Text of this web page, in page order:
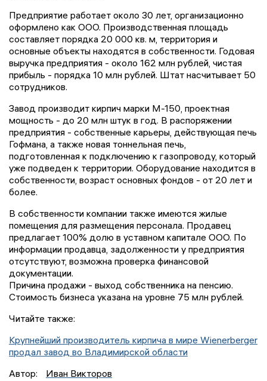
Предприятие работает около 30 лет, организационно
оформлено как ООО. Производственная площадь
составляет порядка 20 000 кв. м, территория и
основные объекты находятся в собственности. Годовая
выручка предприятия - около 162 млн рублей, чистая
прибыль - порядка 10 млн рублей. Штат насчитывает 50
сотрудников.
Завод производит кирпич марки М-150, проектная
мощность - до 20 млн штук в год. В распоряжении
предприятия - собственные карьеры, действующая печь
Гофмана, а также новая тоннельная печь,
подготовленная к подключению к газопроводу, который
уже подведен к территории. Оборудование находится в
собственности, возраст основных фондов - от 20 лет и
более.
В собственности компании также имеются жилые
помещения для размещения персонала. Продавец
предлагает 100% долю в уставном капитале ООО. По
информации продавца, задолженности у предприятия
отсутствуют, возможна проверка финансовой
документации.
Причина продажи - выход собственника на пенсию.
Стоимость бизнеса указана на уровне 75 млн рублей.
Читайте также:
Крупнейший производитель кирпича в мире Wienerberger
продал завод во Владимирской области
Автор:
Иван Викторов